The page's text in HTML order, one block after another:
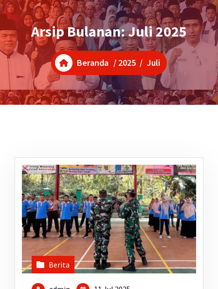
Arsip Bulanan: Juli 2025
Beranda / 2025/ Juli
Berita